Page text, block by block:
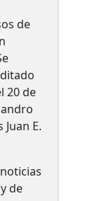
de
20 de
E.
de